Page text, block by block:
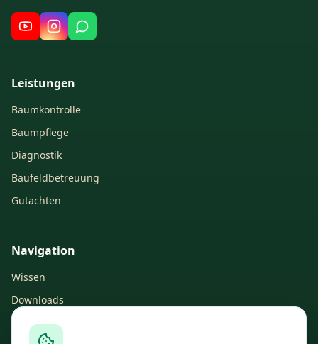
Leistungen
Baumkontrolle
Baumpflege
Diagnostik
Baufeldbetreuung
Gutachten
Navigation
Wissen
Downloads
Über uns